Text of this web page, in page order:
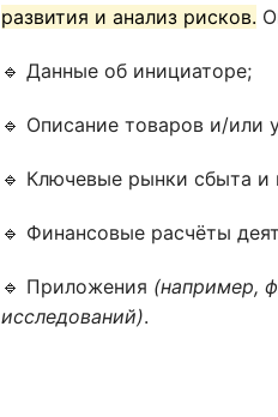
развития и анализ рисков.
🔹 Данные об инициаторе;
🔹 Описание товаров и/или
🔹 Ключевые рынки сбыта и
🔹 Финансовые расчёты
🔹 Приложения (например,
исследований).